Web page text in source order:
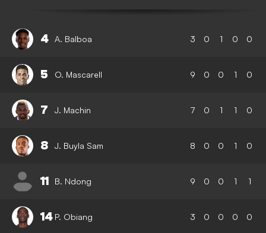
4 A. Balboa 3 0 1 0 0
5 O. Mascarell 9 0 0 1 0
7 J. Machin 7 0 1 1 0
8 J. Buyla Sam 8 0 0 1 0
11 B. Ndong 9 0 0 1 1
14 P. Obiang 3 0 0 0 0